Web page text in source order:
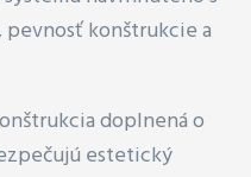
pevnosť konštrukcie a
doplnená o
estetický